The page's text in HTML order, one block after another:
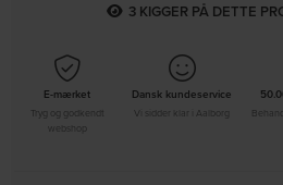
4 KIGGER PÅ DETTE
E-mærket
Tryg og godkendt
Dansk kundeservice
Vi sidder klar i Aalborg